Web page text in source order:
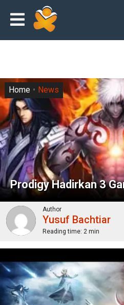
Prodigy Hadirkan 3
Home News
Author
Yusuf Bachtiar
Reading time: 2 min